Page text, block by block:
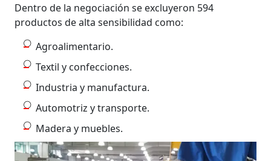
Dentro de la negociación se excluyeron 594
productos de alta sensibilidad como:
Agroalimentario.
Textil y confecciones.
Industria y manufactura.
Automotriz y transporte.
Madera y muebles.